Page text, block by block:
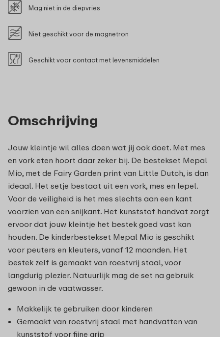
Omschrijving
Jouw kleintje wil alles doen wat jij ook doet. Met mes
en vork eten hoort daar zeker bij. De bestekset Mepal
Mio, met de Fairy Garden print van Little Dutch, is dan
ideaal. Het setje bestaat uit een vork, mes en lepel.
Voor de veiligheid is het mes slechts aan een kant
voorzien van een snijkant. Het kunststof handvat zorgt
ervoor dat jouw kleintje het bestek goed vast kan
houden. De kinderbestekset Mepal Mio is geschikt
voor peuters en kleuters, vanaf 12 maanden. Het
bestek zelf is gemaakt van roestvrij staal, voor
langdurig plezier. Natuurlijk mag de set na gebruik
gewoon in de vaatwasser.
Makkelijk te gebruiken door kinderen
Gemaakt van roestvrij staal met handvatten van
kunststof voor fijne grip
Mag niet in de diepvries
Niet geschikt voor de magnetron
Geschikt voor contact met levensmiddelen